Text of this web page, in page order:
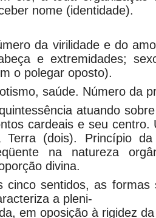
nome (identidade).
da virilidade e do
e extremidades;
o polegar oposto).
saúde. Número da
atuando
cardeais e seu centro.
Terra (dois). Princípio da
na natureza
divina.
cinco sentidos, as formas
a pleni-
em oposição à rigidez